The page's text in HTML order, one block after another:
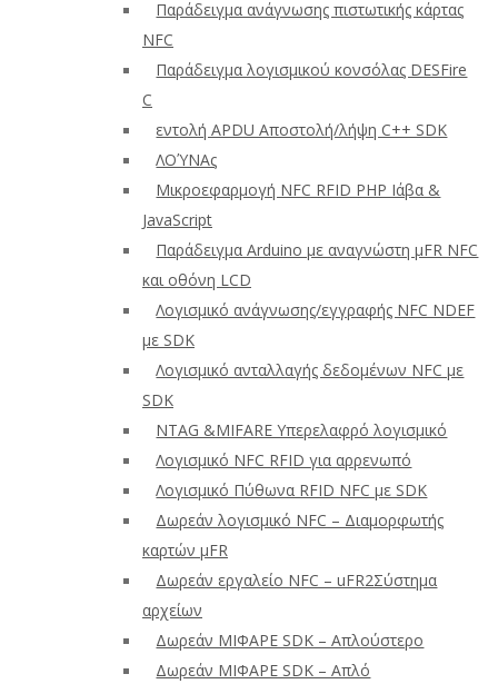
Παράδειγμα ανάγνωσης πιστωτικής κάρτας
NFC
Παράδειγμα λογισμικού κονσόλας DESFire
C
εντολή APDU Αποστολή/λήψη C++ SDK
ΛΟΎΝΑς
Μικροεφαρμογή NFC RFID PHP Ιάβα &
JavaScript
Παράδειγμα Arduino με αναγνώστη μFR NFC
και οθόνη LCD
Λογισμικό ανάγνωσης/εγγραφής NFC NDEF
με SDK
Λογισμικό ανταλλαγής δεδομένων NFC με
SDK
NTAG &MIFARE Υπερελαφρό λογισμικό
Λογισμικό NFC RFID για αρρενωπό
Λογισμικό Πύθωνα RFID NFC με SDK
Δωρεάν λογισμικό NFC – Διαμορφωτής
καρτών μFR
Δωρεάν εργαλείο NFC – uFR2Σύστημα
αρχείων
Δωρεάν ΜΙΦΑΡΕ SDK – Απλούστερο
Δωρεάν ΜΙΦΑΡΕ SDK – Απλό